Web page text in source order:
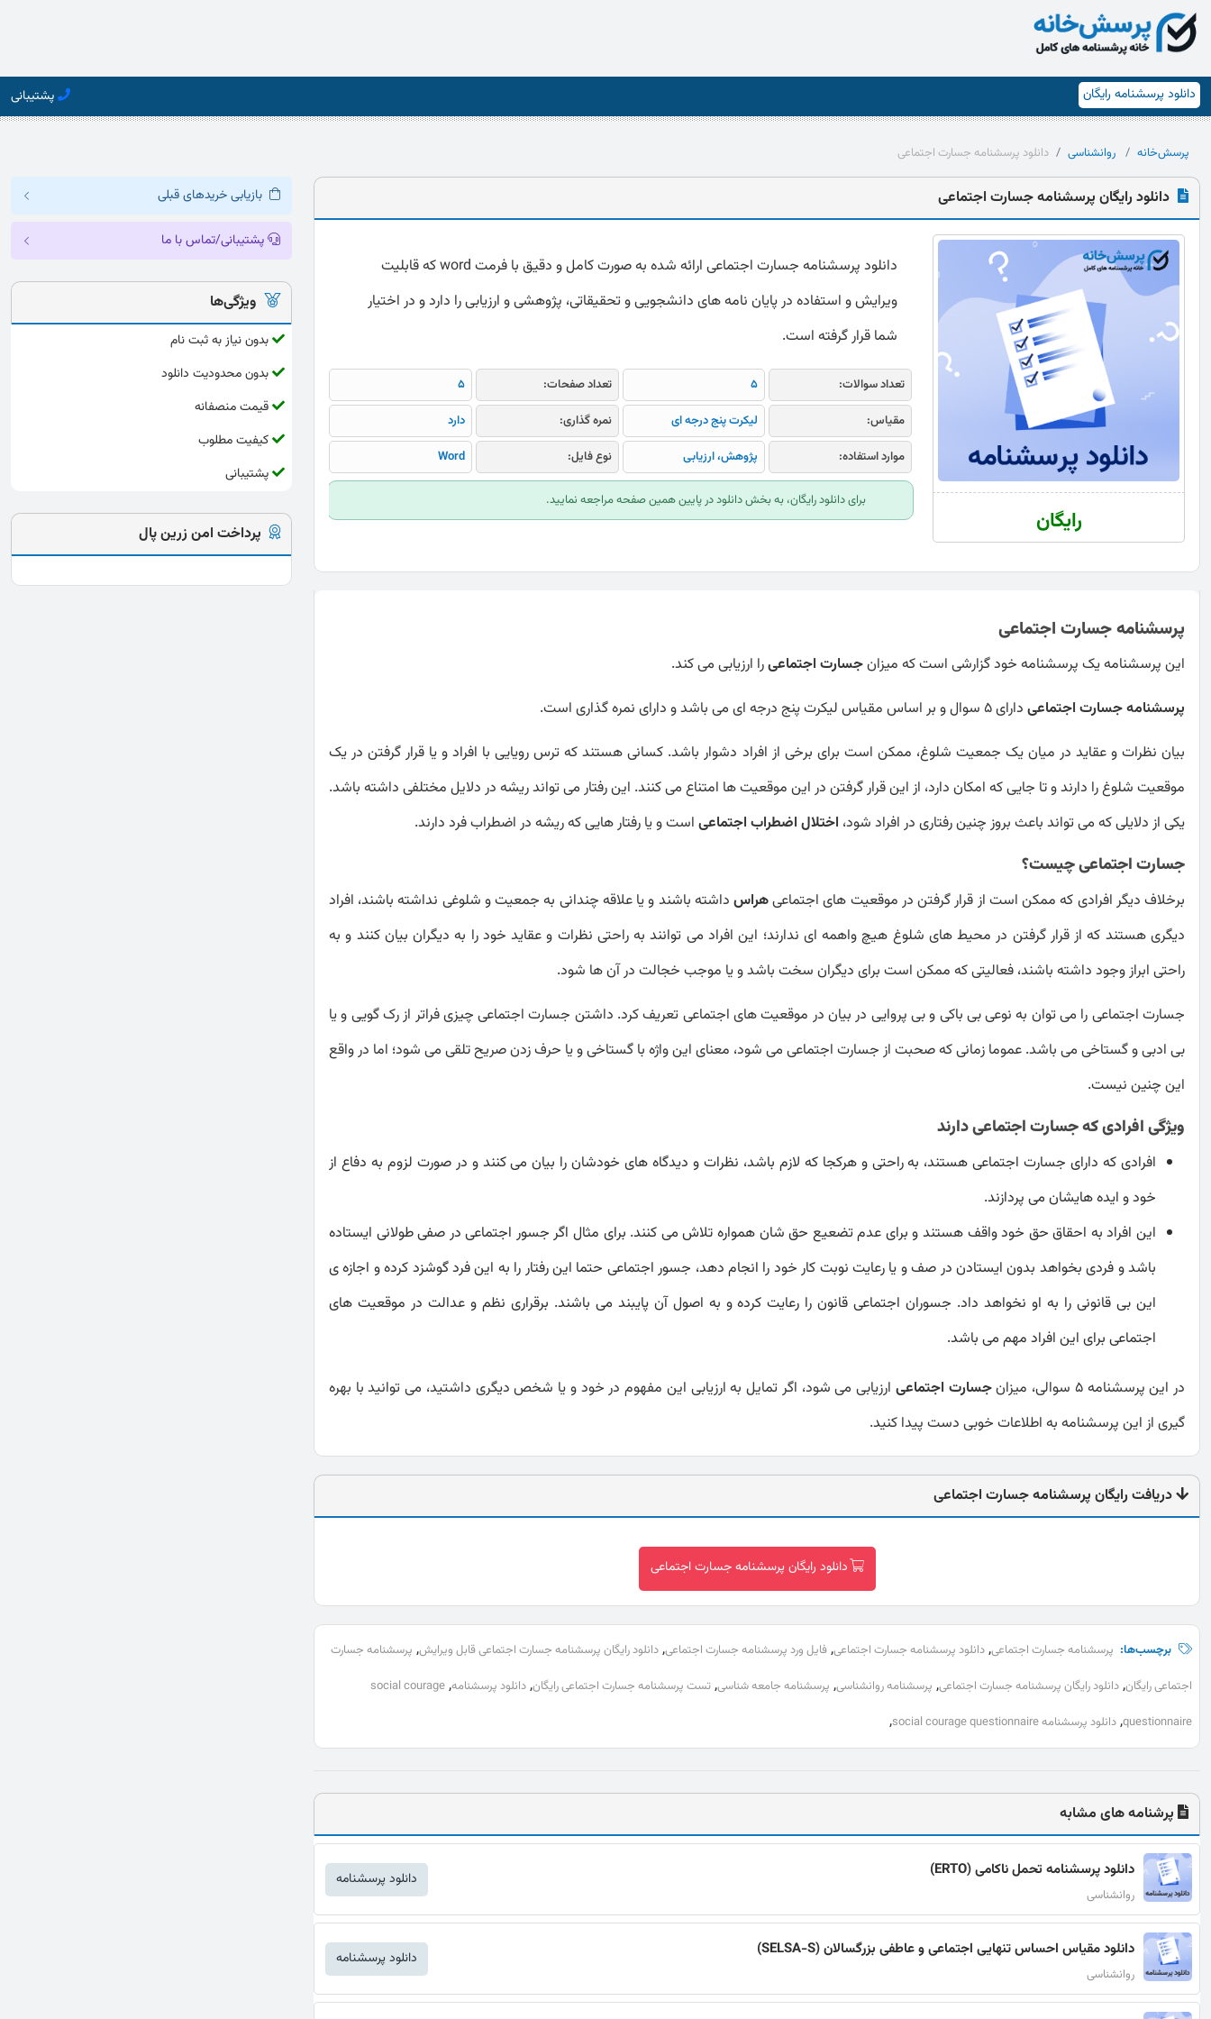
دانلود پرسشنامه رایگان پشتیبانی
پرسش‌خانه روانشناسی دانلود پرسشنامه جسارت اجتماعی
دانلود رایگان پرسشنامه جسارت اجتماعی
رایگان
دانلود پرسشنامه جسارت اجتماعی ارائه شده به صورت کامل و دقیق با فرمت word که قابلیت
ویرایش و استفاده در پایان نامه های دانشجویی و تحقیقاتی، پژوهشی و ارزیابی را دارد و در اختیار
شما قرار گرفته است.
تعداد سوالات: 5 تعداد صفحات:
5
مقیاس:
لیکرت پنج درجه ای نمره گذاری:
دارد
موارد استفاده:
پژوهش، ارزیابی نوع فایل: Word
برای دانلود رایگان، به بخش دانلود در پایین همین صفحه مراجعه نمایید.
پرسشنامه جسارت اجتماعی
این پرسشنامه یک پرسشنامه خود گزارشی است که میزانجسارت اجتماعیرا ارزیابی می کند.
پرسشنامه جسارت اجتماعیدارای 5 سوال و بر اساس مقیاس لیکرت پنج درجه ای می باشد و دارای نمره گذاری است.
بیان نظرات و عقاید در میان یک جمعیت شلوغ، ممکن است برای برخی از افراد دشوار باشد. کسانی هستند که ترس رویایی با افراد و یا قرار گرفتن در یک
موقعیت شلوغ را دارند و تا جایی که امکان دارد، از این قرار گرفتن در این موقعیت ها امتناع می کنند. این رفتار می تواند ریشه در دلایل مختلفی داشته باشد.
یکی از دلایلی که می تواند باعث بروز چنین رفتاری در افراد شود، اختلال اضطراب اجتماعیاست و یا رفتار هایی که ریشه در اضطراب فرد دارند.
جسارت اجتماعی چیست؟
برخلاف دیگر افرادی که ممکن است از قرار گرفتن در موقعیت های اجتماعیهراسداشته باشند و یا علاقه چندانی به جمعیت و شلوغی نداشته باشند، افراد
دیگری هستند که از قرار گرفتن در محیط های شلوغ هیچ واهمه ای ندارند؛ این افراد می توانند به راحتی نظرات و عقاید خود را به دیگران بیان کنند و به
راحتی ابراز وجود داشته باشند، فعالیتی که ممکن است برای دیگران سخت باشد و یا موجب خجالت در آن ها شود.
جسارت اجتماعی را می توان به نوعی بی باکی و بی پروایی در بیان در موقعیت های اجتماعی تعریف کرد. داشتن جسارت اجتماعی چیزی فراتر از رک گویی و یا
بی ادبی و گستاخی می باشد. عموما زمانی که صحبت از جسارت اجتماعی می شود، معنای این واژه با گستاخی و یا حرف زدن صریح تلقی می شود؛ اما در واقع
این چنین نیست.
ویژگی افرادی که جسارت اجتماعی دارند
افرادی که دارای جسارت اجتماعی هستند، به راحتی و هرکجا که لازم باشد، نظرات و دیدگاه های خودشان را بیان می کنند و در صورت لزوم به دفاع از
خود و ایده هایشان می پردازند.
این افراد به احقاق حق خود واقف هستند و برای عدم تضعیع حق شان همواره تلاش می کنند. برای مثال اگر جسور اجتماعی در صفی طولانی ایستاده
باشد و فردی بخواهد بدون ایستادن در صف و یا رعایت نوبت کار خود را انجام دهد، جسور اجتماعی حتما این رفتار را به این فرد گوشزد کرده و اجازه ی
این بی قانونی را به او نخواهد داد. جسوران اجتماعی قانون را رعایت کرده و به اصول آن پایبند می باشند. برقراری نظم و عدالت در موقعیت های
اجتماعی برای این افراد مهم می باشد.
در این پرسشنامه 5 سوالی، میزان جسارت اجتماعی ارزیابی می شود، اگر تمایل به ارزیابی این مفهوم در خود و یا شخص دیگری داشتید، می توانید با بهره
گیری از این پرسشنامه به اطلاعات خوبی دست پیدا کنید.
دریافت رایگان پرسشنامه جسارت اجتماعی
دانلود رایگان پرسشنامه جسارت اجتماعی
برچسب‌ها: پرسشنامه جسارت اجتماعی, دانلود پرسشنامه جسارت اجتماعی, فایل ورد پرسشنامه جسارت اجتماعی, دانلود رایگان پرسشنامه جسارت اجتماعی قابل ویرایش, پرسشنامه جسارت
اجتماعی رایگان, دانلود رایگان پرسشنامه جسارت اجتماعی, پرسشنامه روانشناسی, پرسشنامه جامعه شناسی, تست پرسشنامه جسارت اجتماعی رایگان, دانلود پرسشنامه,
social courage
questionnaire
, دانلود پرسشنامه social courage questionnaire ,
پرشنامه های مشابه
دانلود پرسشنامه تحمل ناکامی (ERTO)
روانشناسی
دانلود پرسشنامه
دانلود مقیاس احساس تنهایی اجتماعی و عاطفی بزرگسالان (SELSA-S)
روانشناسی
دانلود پرسشنامه
بازیابی خریدهای قبلی
پشتیبانی/تماس با ما
ویژگی‌ها
بدون نیاز به ثبت نام
بدون محدودیت دانلود
قیمت منصفانه
کیفیت مطلوب
پشتیبانی
پرداخت امن زرین پال